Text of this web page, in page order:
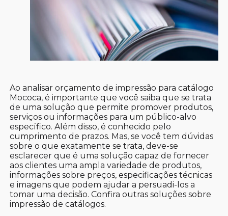
Ao analisar orçamento de impressão para catálogo
Mococa, é importante que você saiba que se trata
de uma solução que permite promover produtos,
serviços ou informações para um público-alvo
específico. Além disso, é conhecido pelo
cumprimento de prazos. Mas, se você tem dúvidas
sobre o que exatamente se trata, deve-se
esclarecer que é uma solução capaz de fornecer
aos clientes uma ampla variedade de produtos,
informações sobre preços, especificações técnicas
e imagens que podem ajudar a persuadi-los a
tomar uma decisão. Confira outras soluções sobre
impressão de catálogos.